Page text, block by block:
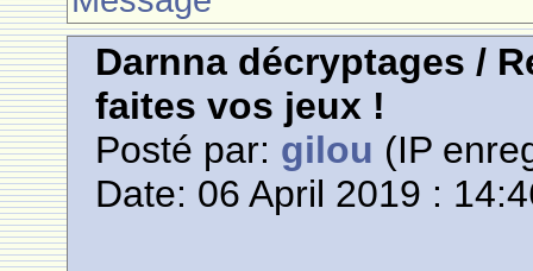
Darnna décryptages /
faites vos jeux !
Posté par: gilou (IP
Date: 06 April 2019 :